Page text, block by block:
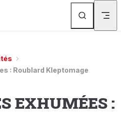
: Roublard Kleptomage
EXHUMÉES :